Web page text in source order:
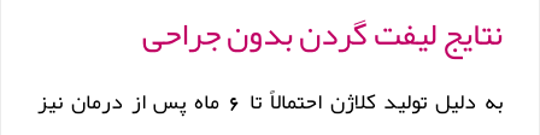
نتایج لیفت گردن بدون جراحی
به دلیل تولید کلاژن احتمالاً تا 6 ماه پس از درمان نیز